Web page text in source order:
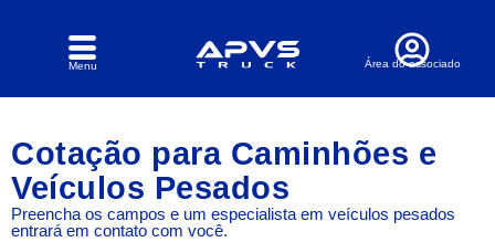
Menu Área do associado
Cotação para Caminhões e
Veículos Pesados
Preencha os campos e um especialista em veículos pesados
entrará em contato com você.